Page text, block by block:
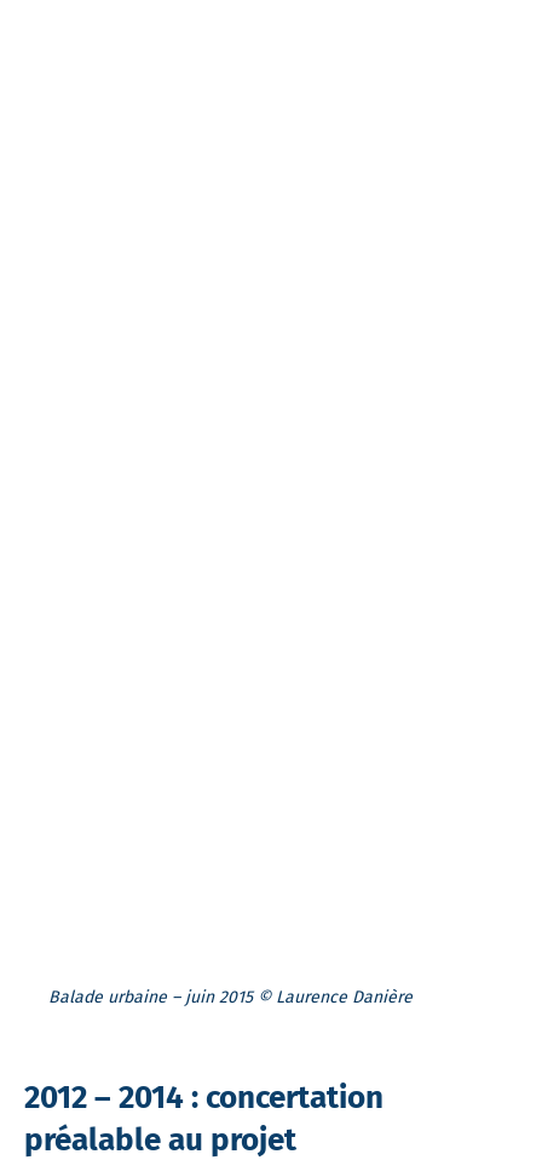
Balade urbaine – juin 2015 © Laurence Danière
2012 – 2014 : concertation
préalable au projet